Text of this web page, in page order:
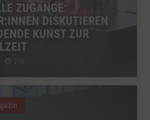
ZUGÄNGE:
DISKUTIEREN
KUNST ZUR
230